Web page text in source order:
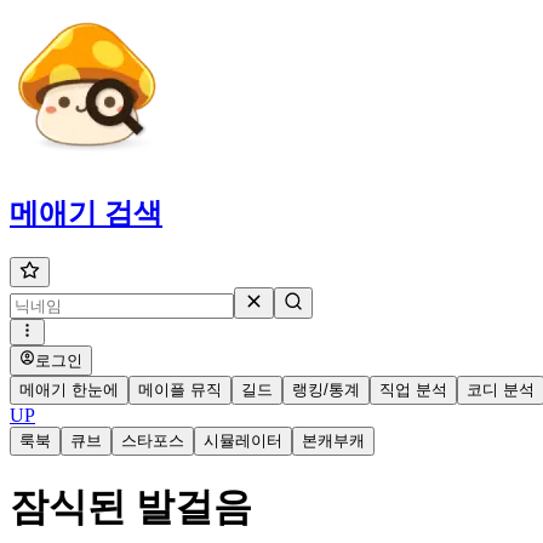
메애기 검색
로그인
메애기 한눈에
메이플 뮤직 길드 랭킹/통계 직업 분석 코디 분석
UP
룩북 큐브 스타포스 시뮬레이터 본캐부캐
잠식된 발걸음